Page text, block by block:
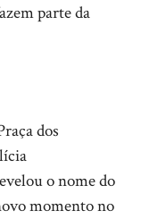
parte da
dos
o nome do
momento no